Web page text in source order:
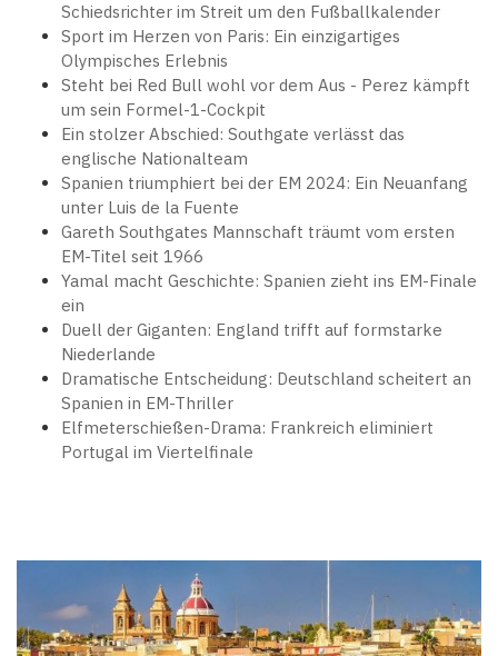
Schiedsrichter im Streit um den Fußballkalender
Sport im Herzen von Paris: Ein einzigartiges
Olympisches Erlebnis
Steht bei Red Bull wohl vor dem Aus - Perez kämpft
um sein Formel-1-Cockpit
Ein stolzer Abschied: Southgate verlässt das
englische Nationalteam
Spanien triumphiert bei der EM 2024: Ein Neuanfang
unter Luis de la Fuente
Gareth Southgates Mannschaft träumt vom ersten
EM-Titel seit 1966
Yamal macht Geschichte: Spanien zieht ins EM-Finale
ein
Duell der Giganten: England trifft auf formstarke
Niederlande
Dramatische Entscheidung: Deutschland scheitert an
Spanien in EM-Thriller
Elfmeterschießen-Drama: Frankreich eliminiert
Portugal im Viertelfinale